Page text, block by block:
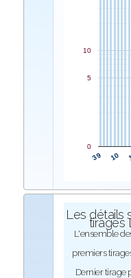
39 10
0
5
10
Les détails
tirages
L'ensemble
premiers
Dernier tirage